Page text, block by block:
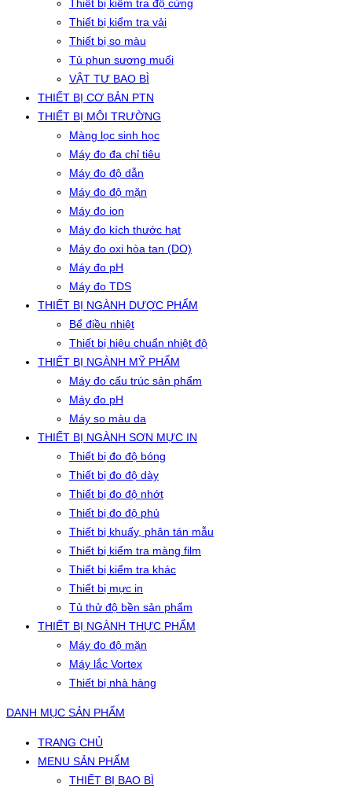
Thiết bị kiểm tra độ cứng
Thiết bị kiểm tra vải
Thiết bị so màu
Tủ phun sương muối
VẬT TƯ BAO BÌ
THIẾT BỊ CƠ BẢN PTN
THIẾT BỊ MÔI TRƯỜNG
Màng lọc sinh học
Máy đo đa chỉ tiêu
Máy đo độ dẫn
Máy đo độ mặn
Máy đo ion
Máy đo kích thước hạt
Máy đo oxi hòa tan (DO)
Máy đo pH
Máy đo TDS
THIẾT BỊ NGÀNH DƯỢC PHẨM
Bể điều nhiệt
Thiết bị hiệu chuẩn nhiệt độ
THIẾT BỊ NGÀNH MỸ PHẨM
Máy đo cấu trúc sản phẩm
Máy đo pH
Máy so màu da
THIẾT BỊ NGÀNH SƠN MỰC IN
Thiết bị đo độ bóng
Thiết bị đo độ dày
Thiết bị đo độ nhớt
Thiết bị đo độ phủ
Thiết bị khuấy, phân tán mẫu
Thiết bị kiểm tra màng film
Thiết bị kiểm tra khác
Thiết bị mực in
Tủ thử độ bền sản phẩm
THIẾT BỊ NGÀNH THỰC PHẨM
Máy đo độ mặn
Máy lắc Vortex
Thiết bị nhà hàng
DANH MỤC SẢN PHẨM
TRANG CHỦ
MENU SẢN PHẨM
THIẾT BỊ BAO BÌ